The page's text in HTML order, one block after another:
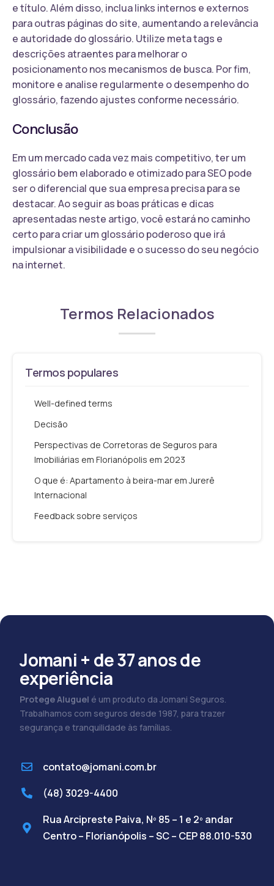
e título. Além disso, inclua links internos e externos
para outras páginas do site, aumentando a relevância
e autoridade do glossário. Utilize meta tags e
descrições atraentes para melhorar o
posicionamento nos mecanismos de busca. Por fim,
monitore e analise regularmente o desempenho do
glossário, fazendo ajustes conforme necessário.
Conclusão
Em um mercado cada vez mais competitivo, ter um
glossário bem elaborado e otimizado para SEO pode
ser o diferencial que sua empresa precisa para se
destacar. Ao seguir as boas práticas e dicas
apresentadas neste artigo, você estará no caminho
certo para criar um glossário poderoso que irá
impulsionar a visibilidade e o sucesso do seu negócio
na internet.
Termos Relacionados
Termos populares
Well-defined terms
Decisão
Perspectivas de Corretoras de Seguros para
Imobiliárias em Florianópolis em 2023
O que é: Apartamento à beira-mar em Jurerê
Internacional
Feedback sobre serviços
Jomani + de 37 anos de
experiência
Protege Aluguel é um produto da Jomani Seguros.
Trabalhamos com seguros desde 1987, para trazer
segurança e tranquilidade às famílias.
contato@jomani.com.br
(48) 3029-4400
Rua Arcipreste Paiva, Nº 85 – 1 e 2º andar
Centro – Florianópolis – SC – CEP 88.010-530